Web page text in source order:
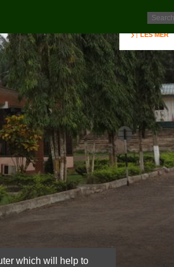
Intranett.
on the
LES MER
which will help to